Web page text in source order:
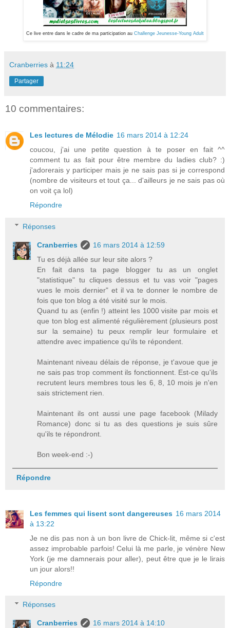
Ce live entre dans le cadre de ma participation au Challenge Jeunesse-Young Adult
Cranberries à 11:24
Partager
10 commentaires:
Les lectures de Mélodie 16 mars 2014 à 12:24
coucou, j'ai une petite question à te poser en fait ^^
comment tu as fait pour être membre du ladies club? :)
j'adorerais y participer mais je ne sais pas si je correspond
(nombre de visiteurs et tout ça... d'ailleurs je ne sais pas où
on voit ça lol)
Répondre
Réponses
Cranberries
16 mars 2014 à 12:59
Tu es déjà allée sur leur site alors ?
En fait dans ta page blogger tu as un onglet
"statistique" tu cliques dessus et tu vas voir "pages
vues le mois dernier" et il va te donner le nombre de
fois que ton blog a été visité sur le mois.
Quand tu as (enfin !) atteint les 1000 visite par mois et
que ton blog est alimenté régulièrement (plusieurs post
sur la semaine) tu peux remplir leur formulaire et
attendre avec impatience qu'ils te répondent.
Maintenant niveau délais de réponse, je t'avoue que je
ne sais pas trop comment ils fonctionnent. Est-ce qu'ils
recrutent leurs membres tous les 6, 8, 10 mois je n'en
sais strictement rien.
Maintenant ils ont aussi une page facebook (Milady
Romance) donc si tu as des questions je suis sûre
qu'ils te répondront.
Bon week-end :-)
Répondre
Les femmes qui lisent sont dangereuses 16 mars 2014
à 13:22
Je ne dis pas non à un bon livre de Chick-lit, même si c'est
assez improbable parfois! Celui là me parle, je vénère New
York (je me damnerais pour aller), peut être que je le lirais
un jour alors!!
Répondre
Réponses
Cranberries
16 mars 2014 à 14:10